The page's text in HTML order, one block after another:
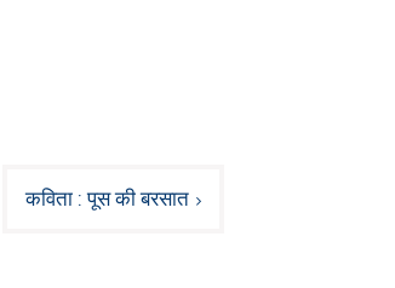
कविता : पूस की बरसात